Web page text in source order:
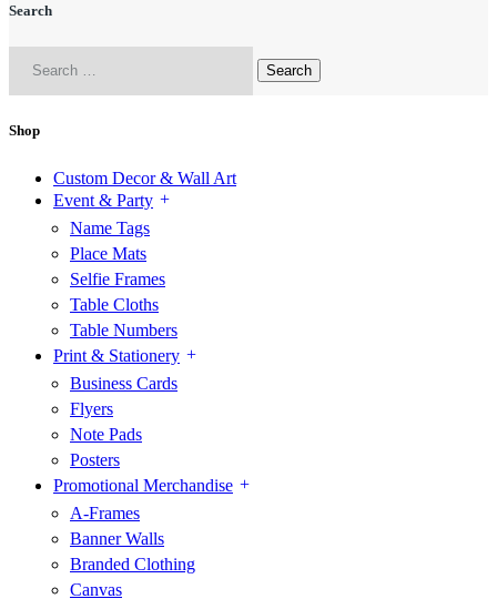
Search
Shop
Custom Decor & Wall Art
Event & Party
Name Tags
Place Mats
Selfie Frames
Table Cloths
Table Numbers
Print & Stationery
Business Cards
Flyers
Note Pads
Posters
Promotional Merchandise
A-Frames
Banner Walls
Branded Clothing
Canvas